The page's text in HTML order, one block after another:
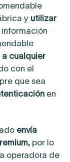
y utilizar
cualquier
con el
que sea
en
envía
por lo
operadora de